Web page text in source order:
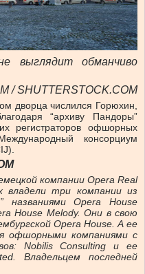
выглядит обманчиво
/ SHUTTERSTOCK.COM
дворца числился Горюхин,
“архиву Пандоры”
регистраторов офшорных
консорциум
компании Opera Real
владели три компании из
названиями Opera House
House Melody. Они в свою
Opera House. А ее
офшорными компаниями с
Nobilis Consulting и ее
Владельцем последней